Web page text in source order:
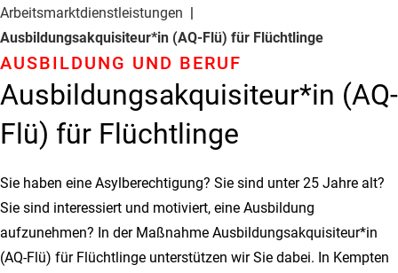
Arbeitsmarkt­dienstleistungen
Ausbildungsakquisiteur*in (AQ-Flü) für Flüchtlinge
Ausbildungsakquisiteur*in (AQ-
Flü) für Flüchtlinge
AUSBILDUNG UND BERUF
Sie haben eine Asylberechtigung? Sie sind unter 25 Jahre alt?
Sie sind interessiert und motiviert, eine Ausbildung
aufzunehmen? In der Maßnahme Ausbildungsakquisiteur*in
(AQ-Flü) für Flüchtlinge unterstützen wir Sie dabei. In Kempten